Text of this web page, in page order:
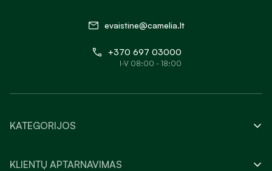
evaistine@camelia.lt
+370 697 03000
I-V 08:00 - 18:00
KATEGORIJOS
KLIENTŲ APTARNAVIMAS